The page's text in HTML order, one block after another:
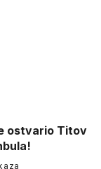
ostvario Titov